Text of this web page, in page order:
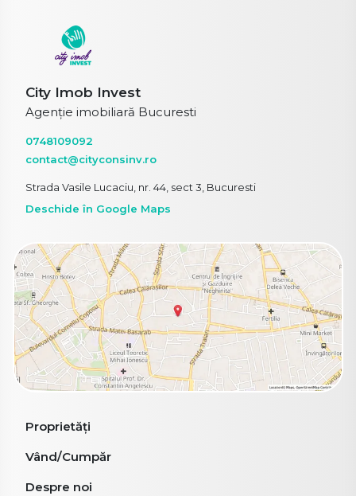
City Imob Invest
Agenție imobiliară Bucuresti
0748109092
contact@cityconsinv.ro
Strada Vasile Lucaciu, nr. 44, sect 3, Bucuresti
Deschide în Google Maps
Proprietăți
Vând/Cumpăr
Despre noi